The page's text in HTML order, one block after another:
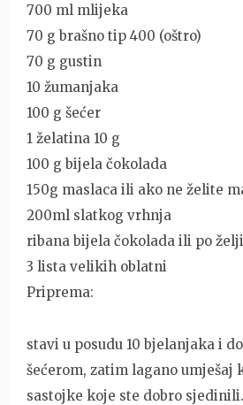
700 ml mlijeka
70 g brašno tip 400 (oštro)
70 g gustin
10 žumanjaka
100 g šećer
1 želatina 10 g
100 g bijela čokolada
150g maslaca ili ako ne želite
200ml slatkog vrhnja
ribana bijela čokolada ili po
3 lista velikih oblatni
Priprema:
stavi u posudu 10 bjelanjaka i
šećerom, zatim lagano umješaj
sastojke koje ste dobro